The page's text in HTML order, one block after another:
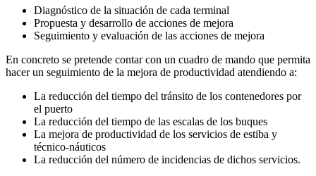
Diagnóstico de la situación de cada terminal
Propuesta y desarrollo de acciones de mejora
Seguimiento y evaluación de las acciones de mejora
En concreto se pretende contar con un cuadro de mando que permita
hacer un seguimiento de la mejora de productividad atendiendo a:
La reducción del tiempo del tránsito de los contenedores por
el puerto
La reducción del tiempo de las escalas de los buques
La mejora de productividad de los servicios de estiba y
técnico-náuticos
La reducción del número de incidencias de dichos servicios.